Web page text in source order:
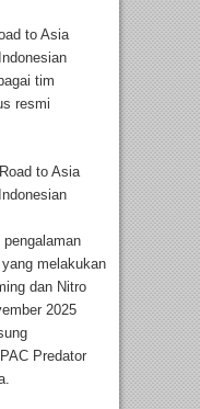
to Asia
tim
resmi
to Asia
melakukan
dan Nitro
2025
Predator